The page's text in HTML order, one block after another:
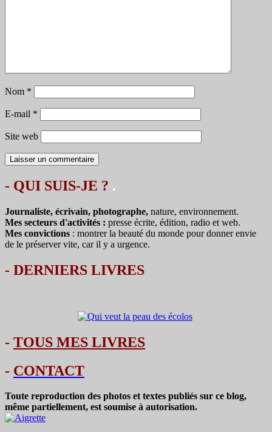
Nom *
E-mail *
Site web
- QUI SUIS-JE ? .
Journaliste, écrivain, photographe, nature, environnement.
Mes secteurs d'activités : presse écrite, édition, radio et web.
Mes convictions : montrer la beauté du monde pour donner envie
de le préserver vite, car il y a urgence.
- DERNIERS LIVRES
- TOUS MES LIVRES
- CONTACT
Toute reproduction des photos et textes publiés sur ce blog,
même partiellement, est soumise à autorisation.